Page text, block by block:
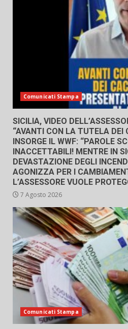
Comunicati Stampa
SICILIA, VIDEO
“AVANTI CON LA TUTELA DEI
INSORGE IL WWF: “PAROLE
INACCETTABILI! MENTRE IN
DEVASTAZIONE DEGLI
AGONIZZA PER I
L’ASSESSORE VUOLE
7 Agosto 2026
Comunicati Stampa